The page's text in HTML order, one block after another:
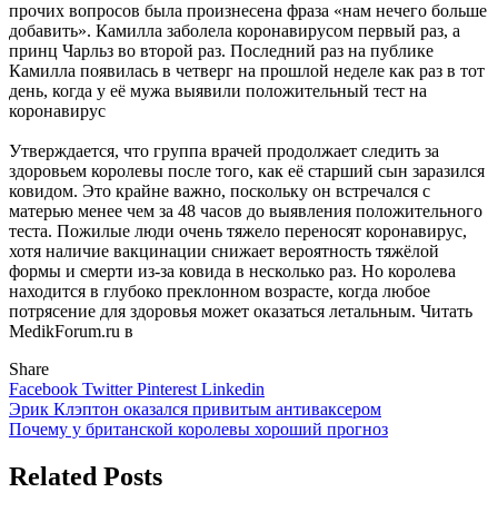
прочих вопросов была произнесена фраза «нам нечего больше
добавить». Камилла заболела коронавирусом первый раз, а
принц Чарльз во второй раз. Последний раз на публике
Камилла появилась в четверг на прошлой неделе как раз в тот
день, когда у её мужа выявили положительный тест на
коронавирус
Утверждается, что группа врачей продолжает следить за
здоровьем королевы после того, как её старший сын заразился
ковидом. Это крайне важно, поскольку он встречался с
матерью менее чем за 48 часов до выявления положительного
теста. Пожилые люди очень тяжело переносят коронавирус,
хотя наличие вакцинации снижает вероятность тяжёлой
формы и смерти из-за ковида в несколько раз. Но королева
находится в глубоко преклонном возрасте, когда любое
потрясение для здоровья может оказаться летальным. Читать
MedikForum.ru в
Share
Facebook TwitterPinterest Linkedin
Навигация
по
записям
Эрик Клэптон оказался привитым антиваксером
Почему у британской королевы хороший прогноз
Related Posts